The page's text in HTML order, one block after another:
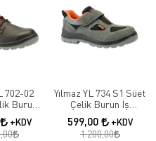
702-02
Burun
+KDV
Yılmaz YL 734 S1 Süet
Çelik Burun İş
Ayakkabısı
599,00 +KDV
1.200,00